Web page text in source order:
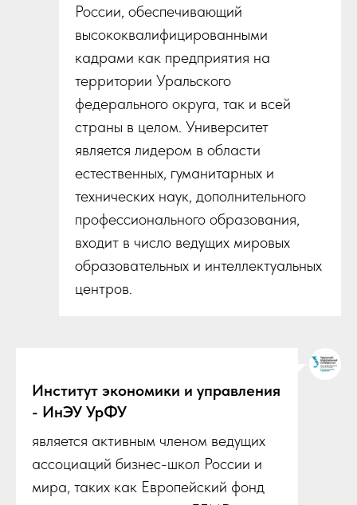
России, обеспечивающий
высококвалифицированными
кадрами как предприятия на
территории Уральского
федерального округа, так и всей
страны в целом. Университет
является лидером в области
естественных, гуманитарных и
технических наук, дополнительного
профессионального образования,
входит в число ведущих мировых
образовательных и интеллектуальных
центров.
Институт экономики и управления
- ИнЭУ УрФУ
является активным членом ведущих
ассоциаций бизнес-школ России и
мира, таких как Европейский фонд